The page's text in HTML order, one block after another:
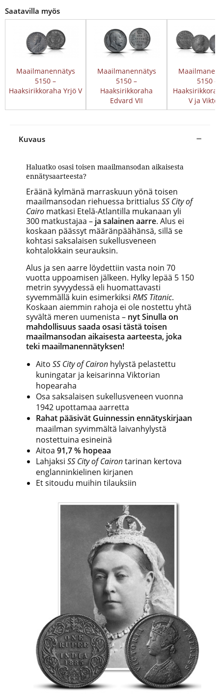
Saatavilla myös
Maailmanennätys
5150 –
Haaksirikkoraha Yrjö V
Maailmanennätys
5150 –
Haaksirikkoraha
Edvard VII
5150 –
V ja
Kuvaus
Haluatko osasi toisen maailmansodan aikaisesta
ennätysaarteesta?
Eräänä kylmänä marraskuun yönä toisen
maailmansodan riehuessa brittialus SS City of
Cairo matkasi Etelä-Atlantilla mukanaan yli
300 matkustajaa – ja salainen aarre. Alus ei
koskaan päässyt määränpäähänsä, sillä se
kohtasi saksalaisen sukellusveneen
kohtalokkain seurauksin.
Alus ja sen aarre löydettiin vasta noin 70
vuotta uppoamisen jälkeen. Hylky lepää 5 150
metrin syvyydessä eli huomattavasti
syvemmällä kuin esimerkiksi RMS Titanic.
Koskaan aiemmin rahoja ei ole nostettu yhtä
syvältä meren uumenista – nyt Sinulla on
mahdollisuus saada osasi tästä toisen
maailmansodan aikaisesta aarteesta, joka
teki maailmanennätyksen!
Aito SS City of Cairon hylystä pelastettu
kuningatar ja keisarinna Viktorian
hopearaha
Osa saksalaisen sukellusveneen vuonna
1942 upottamaa aarretta
Rahat pääsivät Guinnessin ennätyskirjaan
maailman syvimmältä laivanhylystä
nostettuina esineinä
Aitoa 91,7 % hopeaa
Lahjaksi SS City of Cairontarinan kertova
englanninkielinen kirjanen
Et sitoudu muihin tilauksiin